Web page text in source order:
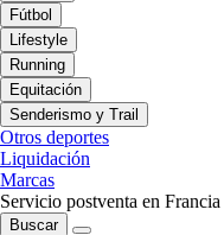
Fútbol
Lifestyle
Running
Equitación
Senderismo y Trail
Otros deportes
Liquidación
Marcas
Servicio postventa en Francia
Buscar